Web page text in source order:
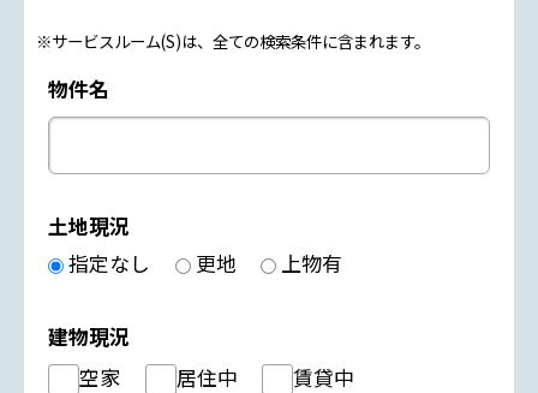
※サービスルーム(S)は、全ての検索条件に含まれます。
物件名
土地現況
指定なし
更地 上物有
建物現況
空家
居住中
賃貸中